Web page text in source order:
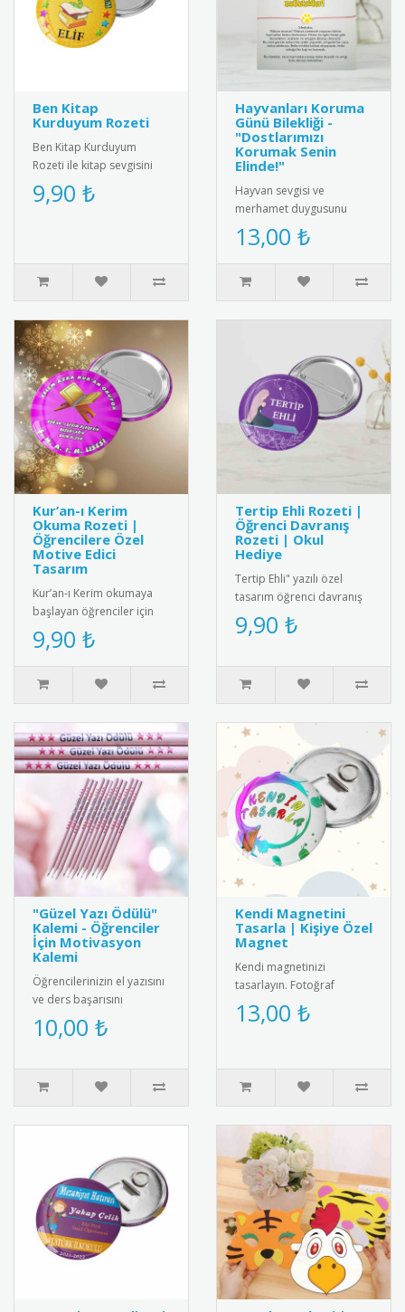
Ben Kitap
Kurduyum Rozeti
Ben Kitap Kurduyum
Rozeti ile kitap sevgisini
teşvik edin! Öğrencilere ve
kitap tutkunlarına özel ta..
9,90 ₺
Hayvanları Koruma
Günü Bilekliği -
"Dostlarımızı
Korumak Senin
Elinde!"
Hayvan sevgisi ve
merhamet duygusunu
pekiştirmek için
tasarlanmış özel bir
hediye kartı ve bileklik ..
13,00 ₺
Kur’an-ı Kerim
Okuma Rozeti |
Öğrencilere Özel
Motive Edici
Tasarım
Kur’an-ı Kerim okumaya
başlayan öğrenciler için
özel olarak tasarlanmış bu
rozet, eğitim sürecini de..
9,90 ₺
Tertip Ehli Rozeti |
Öğrenci Davranış
Rozeti | Okul
Hediye
Tertip Ehli" yazılı özel
tasarım öğrenci davranış
rozeti. Örnek öğrencileri
ödüllendirmek için ideal..
9,90 ₺
"Güzel Yazı Ödülü"
Kalemi - Öğrenciler
İçin Motivasyon
Kalemi
Öğrencilerinizin el yazısını
ve ders başarısını
ödüllendirmek için
mükemmel bir seçenek!
10,00 ₺
Kendi Magnetini
Tasarla | Kişiye Özel
Magnet
Kendi magnetinizi
tasarlayın. Fotoğraf
ekleyin, metin yazın ve
istediğiniz ölçüde kişiye
13,00 ₺